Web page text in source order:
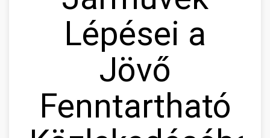
Lépései a
Jövő
Fenntartható